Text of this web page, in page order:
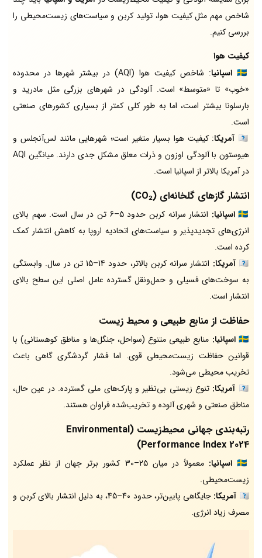
شاخص مهم مثل کیفیت هوا، تولید کربن و سیاست‌های زیست‌محیطی را
بررسی کنیم.
کیفیت هوا
🇪🇸 اسپانیا
: شاخص کیفیت هوا (AQI) در بیشتر شهرها در محدوده
«خوب» تا «متوسط» است. آلودگی در شهرهای بزرگی مثل مادرید و
بارسلونا بیشتر است، اما به طور کلی کمتر از بسیاری کشورهای صنعتی
است.
🇺🇸 آمریکا
: کیفیت هوا بسیار متغیر است؛ شهرهایی مانند لس‌آنجلس و
هیوستون با آلودگی اوزون و ذرات معلق مشکل جدی دارند. میانگین AQI
در آمریکا بالاتر از اسپانیا است.
انتشار گازهای گلخانه‌ای (CO₂)
🇪🇸 اسپانیا:
انتشار سرانه کربن حدود 5–6 تن در سال است. سهم بالای
انرژی‌های تجدیدپذیر و سیاست‌های اتحادیه اروپا به کاهش انتشار کمک
کرده است.
🇺🇸 آمریکا:
انتشار سرانه کربن بالاتر، حدود 14–15 تن در سال. وابستگی
به سوخت‌های فسیلی و حمل‌ونقل گسترده عامل اصلی این سطح بالای
انتشار است.
حفاظت از منابع طبیعی و محیط زیست
🇪🇸 اسپانیا:
منابع طبیعی متنوع (سواحل، جنگل‌ها و مناطق کوهستانی) با
قوانین حفاظت زیست‌محیطی قوی. اما فشار گردشگری گاهی باعث
تخریب محیطی می‌شود.
🇺🇸 آمریکا:
تنوع زیستی بی‌نظیر و پارک‌های ملی گسترده. در عین حال،
مناطق صنعتی و شهری آلوده و تخریب‌شده فراوان هستند.
رتبه‌بندی جهانی محیط‌زیست (Environmental
Performance Index 2024)
🇪🇸 اسپانیا:
معمولاً در میان 25–30 کشور برتر جهان از نظر عملکرد
زیست‌محیطی.
🇺🇸 آمریکا:
جایگاهی پایین‌تر، حدود 40–45، به دلیل انتشار بالای کربن و
مصرف زیاد انرژی.